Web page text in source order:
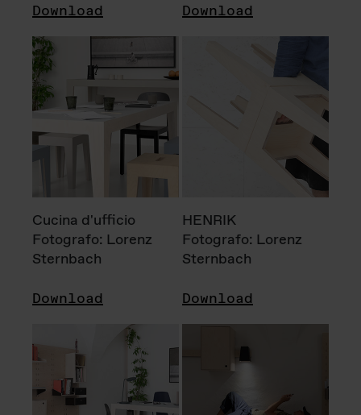
Download Download
Cucina d'ufficio
Fotografo: Lorenz
Sternbach
Download
HENRIK
Fotografo: Lorenz
Sternbach
Download